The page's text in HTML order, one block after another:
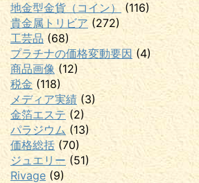
地金型金貨（コイン）
(116)
貴金属トリビア (272)
工芸品 (68)
プラチナの価格変動要因 (4)
商品画像 (12)
税金 (118)
メディア実績 (3)
金箔エステ (2)
パラジウム (13)
価格総括 (70)
ジュエリー (51)
Rivage (9)